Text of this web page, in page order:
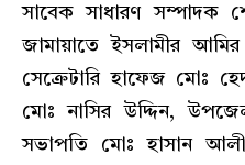
সাবেক সাধারণ সম্পাদক
জামায়াতে ইসলামীর
সেক্রেটারি হাফেজ মোঃ
মোঃ নাসির উদ্দিন,
সভাপতি মোঃ হাসান